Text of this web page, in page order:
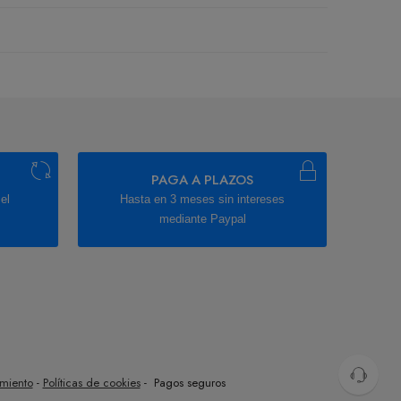
PAGA A PLAZOS
Hasta en 3 meses sin intereses
mediante Paypal
- Políticas de cookies- Pagos seguros